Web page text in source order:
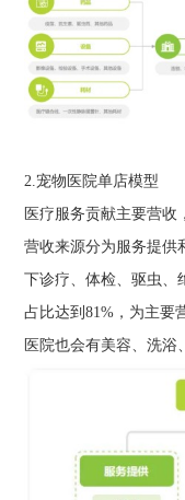
2.宠物医院单店模型
医疗服务贡献主要营收
营收来源分为服务提供
下诊疗、体检、驱虫、
占比达到81%，为主要
医院也会有美容、洗浴